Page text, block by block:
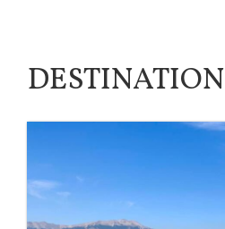
DESTINATION